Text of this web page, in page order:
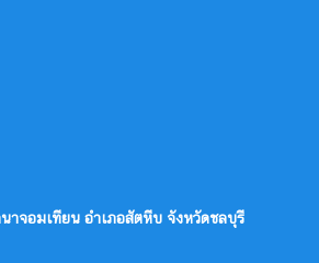
จอมเทียน อำเภอสัตหีบ จังหวัดชลบุรี